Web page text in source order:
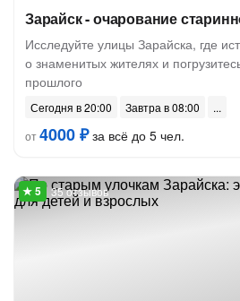
Зарайск - очарование
Исследуйте улицы Зарайска, где
о знаменитых жителях и
прошлого
Сегодня в 20:00
Завтра в 08:00
от4000 ₽за всё до 5 чел.
35 отзывов